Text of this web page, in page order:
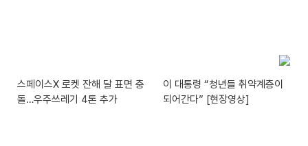
스페이스X 로켓 잔해 달 표면 충
돌…우주쓰레기 4톤 추가
이 대통령 “청년들 취약계층이
되어간다” [현장영상]